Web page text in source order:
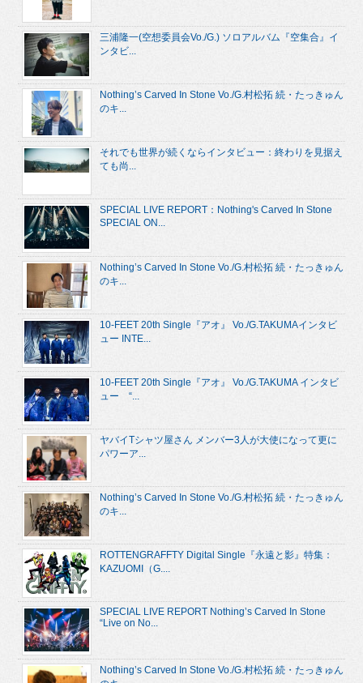
三浦隆一(空想委員会Vo./G.) ソロアルバム『空集合』イ
ンタビ...
Nothing’s Carved In Stone Vo./G.村松拓 続・たっきゅん
のキ...
それでも世界が続くならインタビュー：終わりを見据え
ても尚...
SPECIAL LIVE REPORT：Nothing's Carved In Stone
SPECIAL ON...
Nothing’s Carved In Stone Vo./G.村松拓 続・たっきゅん
のキ...
10-FEET 20th Single『アオ』 Vo./G.TAKUMAインタビ
ュー INTE...
10-FEET 20th Single『アオ』 Vo./G.TAKUMA インタビ
ュー “...
ヤバイTシャツ屋さん メンバー3人が大使になって更に
パワーア...
Nothing’s Carved In Stone Vo./G.村松拓 続・たっきゅん
のキ...
ROTTENGRAFFTY Digital Single『永遠と影』特集：
KAZUOMI（G....
SPECIAL LIVE REPORT Nothing’s Carved In Stone
“Live on No...
Nothing’s Carved In Stone Vo./G.村松拓 続・たっきゅん